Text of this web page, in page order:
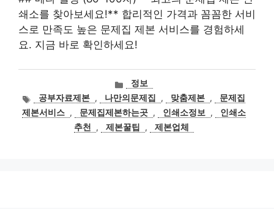
쇄소를 찾아보세요!** 합리적인 가격과 꼼꼼한 서비
스로 만족도 높은 문제집 제본 서비스를 경험하세
요. 지금 바로 확인하세요!
카
테
고
리
정보
태
그
공부자료제본 , 나만의문제집 , 맞춤제본 ,
문제집
제본서비스 , 문제집제본하는곳 , 인쇄소정보 ,
인쇄소
추천
, 제본꿀팁 , 제본업체